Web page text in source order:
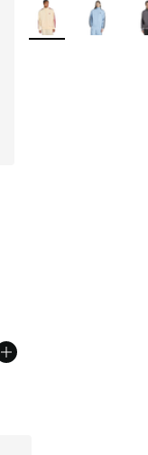
Plus de couleurs